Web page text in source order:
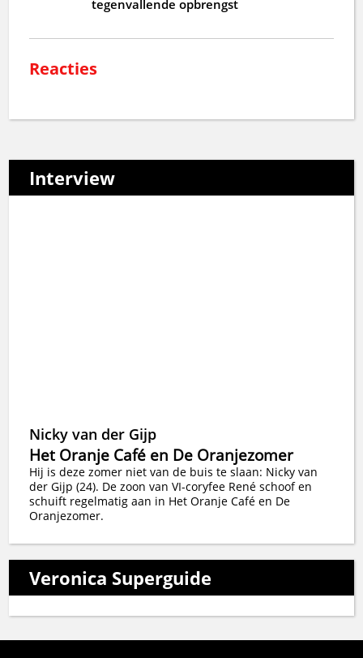
tegenvallende opbrengst
Reacties
Interview
Nicky van der Gijp
Het Oranje Café en De Oranjezomer
Hij is deze zomer niet van de buis te slaan: Nicky van
der Gijp (24). De zoon van VI-coryfee René schoof en
schuift regelmatig aan in Het Oranje Café en De
Oranjezomer.
Veronica Superguide